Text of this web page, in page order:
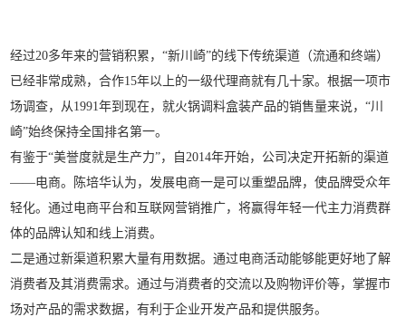
经过20多年来的营销积累，“新川崎”的线下传统渠道（流通和终端）
已经非常成熟，合作15年以上的一级代理商就有几十家。根据一项市
场调查，从1991年到现在，就火锅调料盒装产品的销售量来说，“川
崎”始终保持全国排名第一。
有鉴于“美誉度就是生产力”，自2014年开始，公司决定开拓新的渠道
——电商。陈培华认为，发展电商一是可以重塑品牌，使品牌受众年
轻化。通过电商平台和互联网营销推广，将赢得年轻一代主力消费群
体的品牌认知和线上消费。
二是通过新渠道积累大量有用数据。通过电商活动能够能更好地了解
消费者及其消费需求。通过与消费者的交流以及购物评价等，掌握市
场对产品的需求数据，有利于企业开发产品和提供服务。